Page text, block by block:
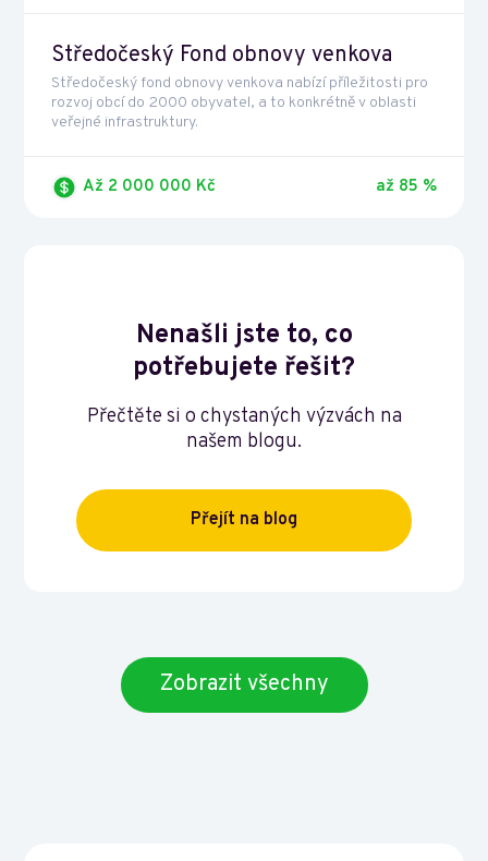
Středočeský Fond obnovy venkova
Středočeský fond obnovy venkova nabízí příležitosti pro
rozvoj obcí do 2000 obyvatel, a to konkrétně v oblasti
veřejné infrastruktury.
Až 2 000 000 Kč až 85 %
Nenašli jste to, co
potřebujete řešit?
Přečtěte si o chystaných výzvách na
našem blogu.
Přejít na blog
Zobrazit všechny